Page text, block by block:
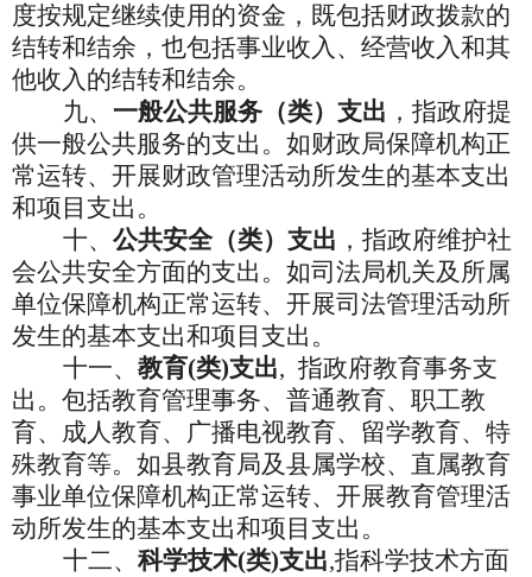
度按规定继续使用的资金，既包括财政拨款的
结转和结余，也包括事业收入、经营收入和其
他收入的结转和结余。
九、 一般公共服务（类）支出 ，指政府提
供一般公共服务的支出。如财政局保障机构正
常运转、开展财政管理活动所发生的基本支出
和项目支出。
十、 公共安全（类）支出 ，指政府维护社
会公共安全方面的支出。如司法局机关及所属
单位保障机构正常运转、开展司法管理活动所
发生的基本支出和项目支出。
十一、 教育(类)支出, 指政府教育事务支
出。包括教育管理事务、普通教育、职工教
育、成人教育、广播电视教育、留学教育、特
殊教育等。如县教育局及县属学校、直属教育
事业单位保障机构正常运转、开展教育管理活
动所发生的基本支出和项目支出。
十二、 科学技术(类)支出,指科学技术方面